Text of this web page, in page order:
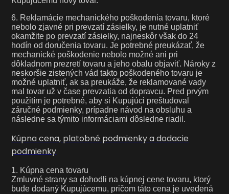
6. Reklamácie mechanického poškodenia tovaru, ktoré
nebolo zjavné pri prevzatí zásielky, je nutné uplatniť
okamžite po prevzatí zásielky, najneskôr však do 24
hodín od doručenia tovaru. Je potrebné preukázať, že
mechanické poškodenie nebolo možné ani pri
dôkladnom prezretí tovaru a jeho obalu objaviť. Nároky z
neskoršie zistených vád takto poškodeného tovaru je
možné uplatniť, ak sa preukáže, že reklamované vady
mal tovar už v čase prevzatia od dopravcu. Pred prvým
použitím je potrebné, aby si Kupujúci preštudoval
záručné podmienky, prípadne návod na obsluhu a
následne sa týmito informáciami dôsledne riadil.
Kúpna cena, platobné podmienky a dodacie
podmienky
1. Kúpna cena tovaru
Zmluvné strany sa dohodli na kúpnej cene tovaru, ktorý
bude dodaný Kupujúcemu, pričom táto cena je uvedená